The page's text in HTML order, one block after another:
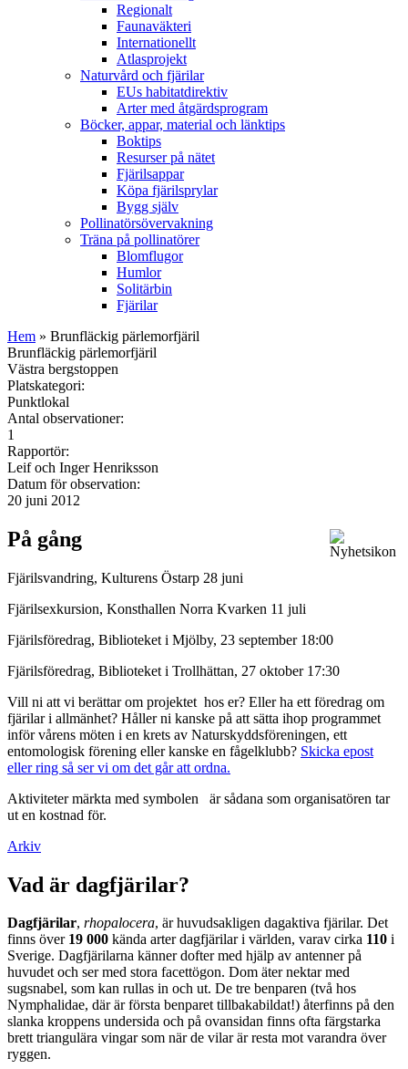
Regionalt
Faunaväkteri
Internationellt
Atlasprojekt
Naturvård och fjärilar
EUs habitatdirektiv
Arter med åtgärdsprogram
Böcker, appar, material och länktips
Boktips
Resurser på nätet
Fjärilsappar
Köpa fjärilsprylar
Bygg själv
Pollinatörsövervakning
Träna på pollinatörer
Blomflugor
Humlor
Solitärbin
Fjärilar
Hem » Brunfläckig pärlemorfjäril
Brunfläckig pärlemorfjäril
Västra bergstoppen
Platskategori:
Punktlokal
Antal observationer:
1
Rapportör:
Leif och Inger Henriksson
Datum för observation:
20 juni 2012
På gång
Fjärilsvandring, Kulturens Östarp 28 juni
Fjärilsexkursion, Konsthallen Norra Kvarken 11 juli
Fjärilsföredrag, Biblioteket i Mjölby, 23 september 18:00
Fjärilsföredrag, Biblioteket i Trollhättan, 27 oktober 17:30
Vill ni att vi berättar om projektet hos er? Eller ha ett föredrag om
fjärilar i allmänhet? Håller ni kanske på att sätta ihop programmet
inför vårens möten i en krets av Naturskyddsföreningen, ett
entomologisk förening eller kanske en fågelklubb? Skicka epost
eller ring så ser vi om det går att ordna.
Aktiviteter märkta med symbolen
är sådana som organisatören tar
ut en kostnad för.
Arkiv
Vad är dagfjärilar?
Dagfjärilar, rhopalocera, är huvudsakligen dagaktiva fjärilar. Det
finns över 19 000 kända arter dagfjärilar i världen, varav cirka 110 i
Sverige. Dagfjärilarna känner dofter med hjälp av antenner på
huvudet och ser med stora facettögon. Dom äter nektar med
sugsnabel, som kan rullas in och ut. De tre benparen (två hos
Nymphalidae, där är första benparet tillbakabildat!) återfinns på den
slanka kroppens undersida och på ovansidan finns ofta färgstarka
brett triangulära vingar som när de vilar är resta mot varandra över
ryggen.